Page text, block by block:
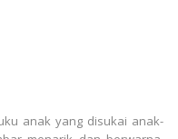
anak yang disukai anak-